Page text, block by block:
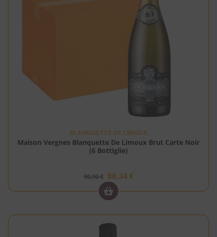
BLANQUETTE DE LIMOUX
Maison Vergnes Blanquette De Limoux Brut Carte Noir
(6 Bottiglie)
90,90€ 86,34 €